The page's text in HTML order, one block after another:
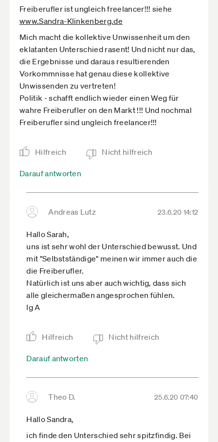
Freiberufler ist ungleich freelancer!!! siehe
www.Sandra-Klinkenberg.de­
Mich macht die kollektive Unwissenheit um den
eklatanten Unterschied rasent! Und nicht nur das,
die Ergebnisse und daraus resultierenden
Vorkommnisse hat genau diese kollektive
Unwissenden zu vertreten!
Politik - schafft endlich wieder einen Weg für
wahre Freiberufler on den Markt !!! Und nochmal
Freiberufler sind ungleich freelancer!!!
Hilfreich Nicht hilfreich
Darauf antworten
Andreas Lutz 23.6.20 14:12
Hallo Sarah,
uns ist sehr wohl der Unterschied bewusst. Und
mit "Selbstständige" meinen wir immer auch die
die Freiberufler.
Natürlich ist uns aber auch wichtig, dass sich
alle gleichermaßen angesprochen fühlen.
lg A
Hilfreich Nicht hilfreich
Darauf antworten
Theo D. 25.6.20 07:40
Hallo Sandra,
ich finde den Unterschied sehr spitzfindig. Bei